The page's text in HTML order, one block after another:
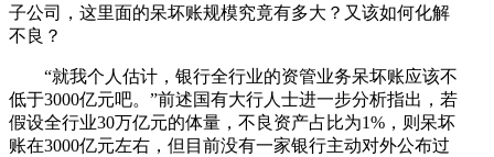
子公司，这里面的呆坏账规模究竟有多大？又该如何化解
不良？
“就我个人估计，银行全行业的资管业务呆坏账应该不
低于3000亿元吧。”前述国有大行人士进一步分析指出，若
假设全行业30万亿元的体量，不良资产占比为1%，则呆坏
账在3000亿元左右，但目前没有一家银行主动对外公布过